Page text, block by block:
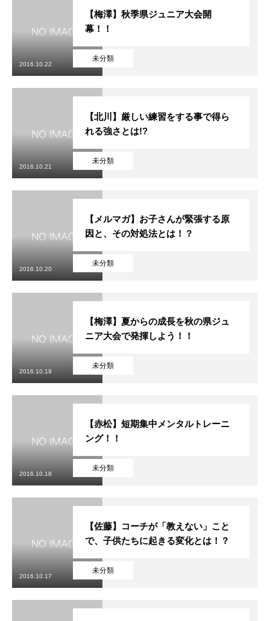
未分類
【梅澤】秋季県ジュニア大会開
幕！！
2016.10.22
未分類
【北川】厳しい練習をする事で得ら
れる強さとは!?
2016.10.21
未分類
【メルマガ】お子さんが緊張する原
因と、その対処法とは！？
2016.10.20
未分類
【梅澤】夏からの成長を秋の県ジュ
ニア大会で発揮しよう！！
2016.10.19
未分類
【赤松】短期集中メンタルトレーニ
ング！！
2016.10.18
未分類
【佐藤】コーチが「教えない」こと
で、子供たちに起きる変化とは！？
2016.10.17